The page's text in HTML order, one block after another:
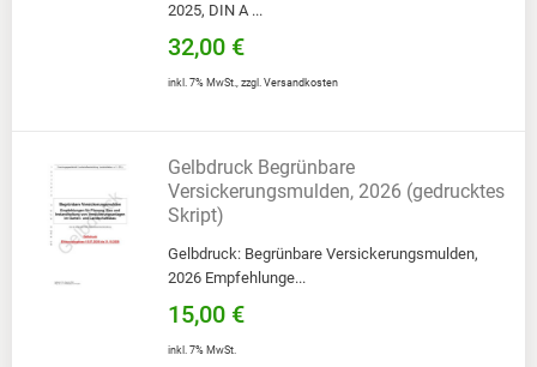
2025, DIN A ...
32,00 €
inkl. 7% MwSt., zzgl. Versandkosten
Gelbdruck Begrünbare
Versickerungsmulden, 2026 (gedrucktes
Skript)
Gelbdruck: Begrünbare Versickerungsmulden,
2026 Empfehlunge...
15,00 €
inkl. 7% MwSt.